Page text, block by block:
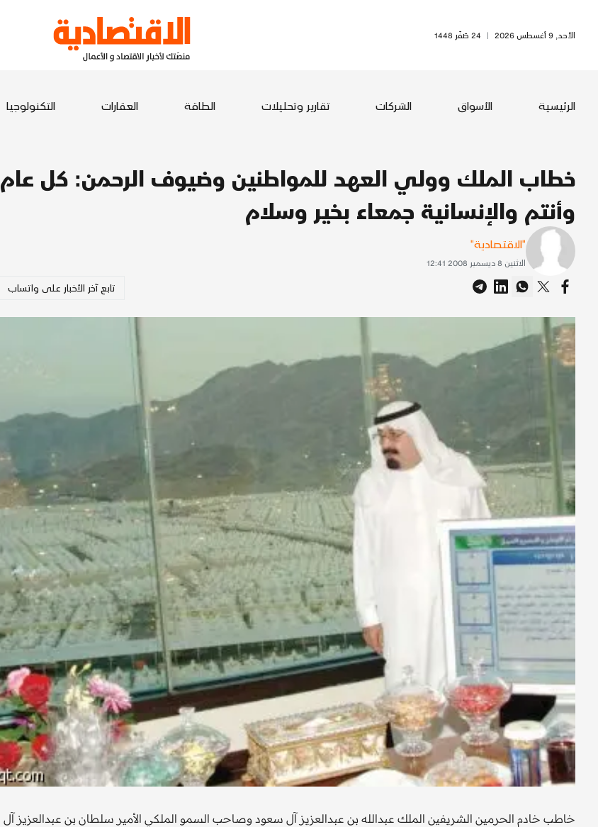
الأحد, 9 أغسطس 2026 | 24 صَفَر 1448
الرئيسية الأسواق الشركات تقارير وتحليلات الطاقة العقارات التكنولوجيا
خطاب الملك وولي العهد للمواطنين وضيوف الرحمن: كل عام
وأنتم والإنسانية جمعاء بخير وسلام
"الاقتصادية"
الاثنين 8 ديسمبر 2008 12:41
تابع آخر الأخبار على واتساب
خاطب خادم الحرمين الشريفين الملك عبدالله بن عبدالعزيز آل سعود وصاحب السمو الملكي الأمير سلطان بن عبدالعزيز آل